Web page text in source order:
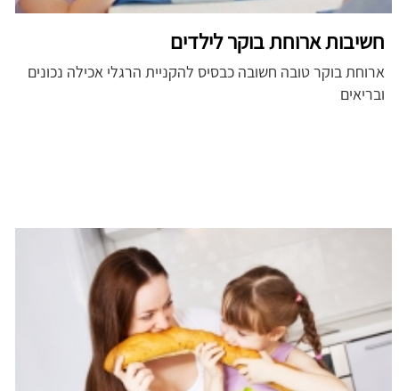
חשיבות ארוחת בוקר לילדים
ארוחת בוקר טובה חשובה כבסיס להקניית הרגלי אכילה נכונים
ובריאים